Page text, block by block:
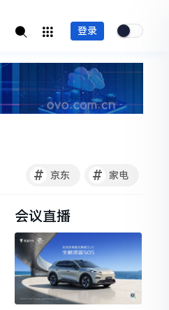
登录
# 京东 # 家电
会议直播